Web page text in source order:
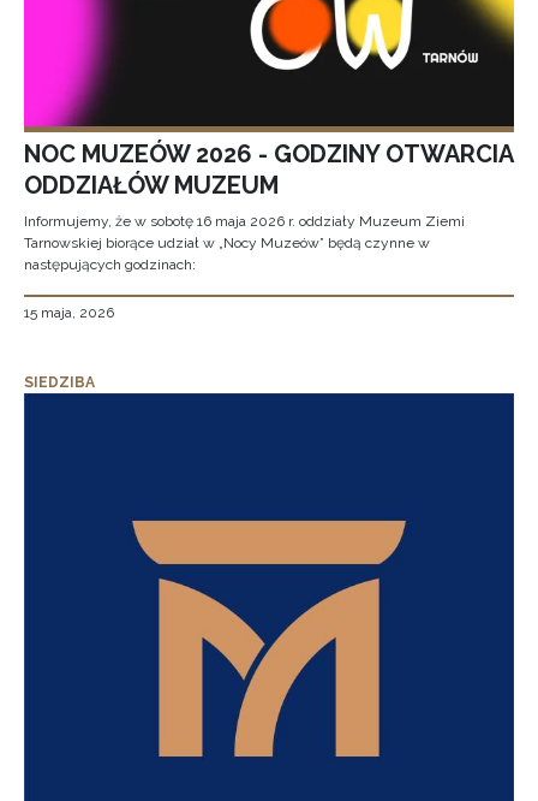
NOC MUZEÓW 2026 - GODZINY OTWARCIA
ODDZIAŁÓW MUZEUM
Informujemy, że w sobotę 16 maja 2026 r. oddziały Muzeum Ziemi
Tarnowskiej biorące udział w „Nocy Muzeów” będą czynne w
następujących godzinach:
15 maja, 2026
SIEDZIBA